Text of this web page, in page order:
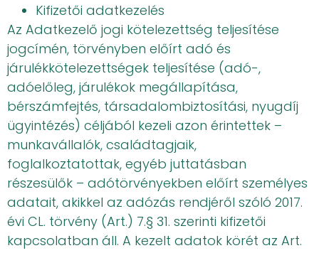
Kifizetői adatkezelés
Az Adatkezelő jogi kötelezettség teljesítése
jogcímén, törvényben előírt adó és
járulékkötelezettségek teljesítése (adó-,
adóelőleg, járulékok megállapítása,
bérszámfejtés, társadalombiztosítási, nyugdíj
ügyintézés) céljából kezeli azon érintettek –
munkavállalók, családtagjaik,
foglalkoztatottak, egyéb juttatásban
részesülők – adótörvényekben előírt személyes
adatait, akikkel az adózás rendjéről szóló 2017.
évi CL. törvény (Art.) 7.§ 31. szerinti kifizetői
kapcsolatban áll. A kezelt adatok körét az Art.